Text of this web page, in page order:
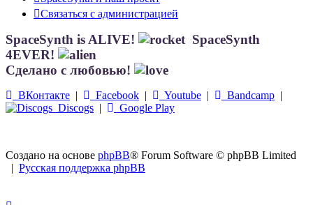
Связаться с администрацией
SpaceSynth is ALIVE!
SpaceSynth
4EVER!
Сделано с любовью!
ВКонтакте | Facebook | Youtube | Bandcamp |
Discogs | Google Play
Создано на основе phpBB® Forum Software © phpBB Limited
| Русская поддержка phpBB